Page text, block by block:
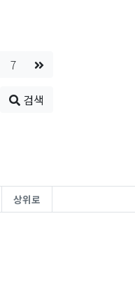
7
검색
상위로